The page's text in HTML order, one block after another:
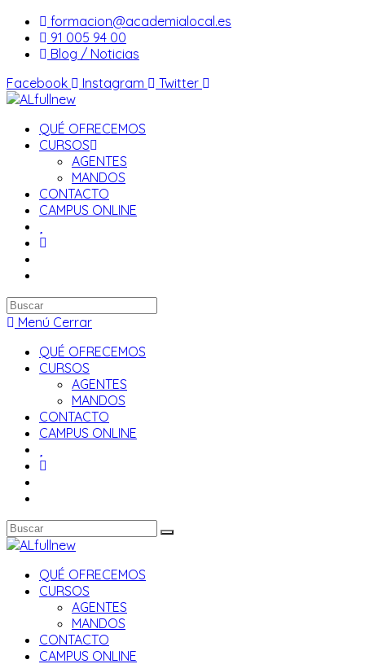
Saltar
contenido
formacion@academialocal.es
91 005 94 00
Blog / Noticias
Facebook
Instagram Twitter
QUÉ OFRECEMOS
CURSOS
AGENTES
MANDOS
CONTACTO
CAMPUS ONLINE
Buscar
en
web
Menú Cerrar
QUÉ OFRECEMOS
CURSOS
AGENTES
MANDOS
CONTACTO
CAMPUS ONLINE
QUÉ OFRECEMOS
CURSOS
AGENTES
MANDOS
CONTACTO
CAMPUS ONLINE